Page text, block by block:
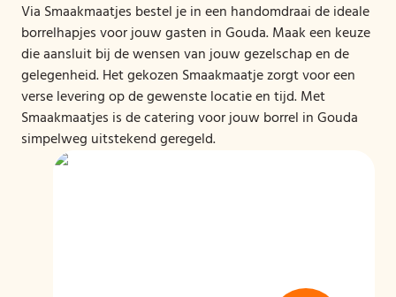
Via Smaakmaatjes bestel je in een handomdraai de ideale
borrelhapjes voor jouw gasten in Gouda. Maak een keuze
die aansluit bij de wensen van jouw gezelschap en de
gelegenheid. Het gekozen Smaakmaatje zorgt voor een
verse levering op de gewenste locatie en tijd. Met
Smaakmaatjes is de catering voor jouw borrel in Gouda
simpelweg uitstekend geregeld.